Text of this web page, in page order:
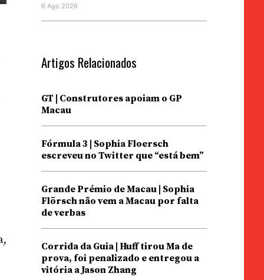
6 Ago 2026
Artigos Relacionados
GT | Construtores apoiam o GP
Macau
Fórmula 3 | Sophia Floersch
escreveu no Twitter que “está bem”
Grande Prémio de Macau | Sophia
Flörsch não vem a Macau por falta
de verbas
Corrida da Guia | Huff tirou Ma de
prova, foi penalizado e entregou a
vitória a Jason Zhang